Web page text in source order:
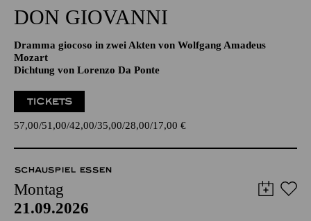
DON GIO­VANNI
Dramma giocoso in zwei Akten von Wolfgang Amadeus
Mozart
Dichtung von Lorenzo Da Ponte
TICKETS
57,00 51,00 42,00 35,00 28,00 17,00 €
SCHAUSPIEL ESSEN
Montag
21.09.2026